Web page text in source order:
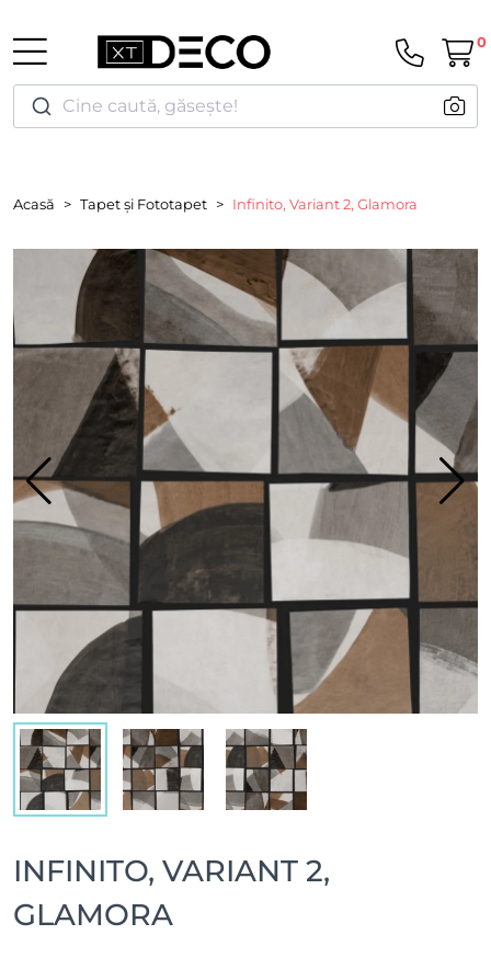
Cine caută, găsește!
0
Acasă Tapet și Fototapet Infinito, Variant 2, Glamora
INFINITO, VARIANT 2,
GLAMORA